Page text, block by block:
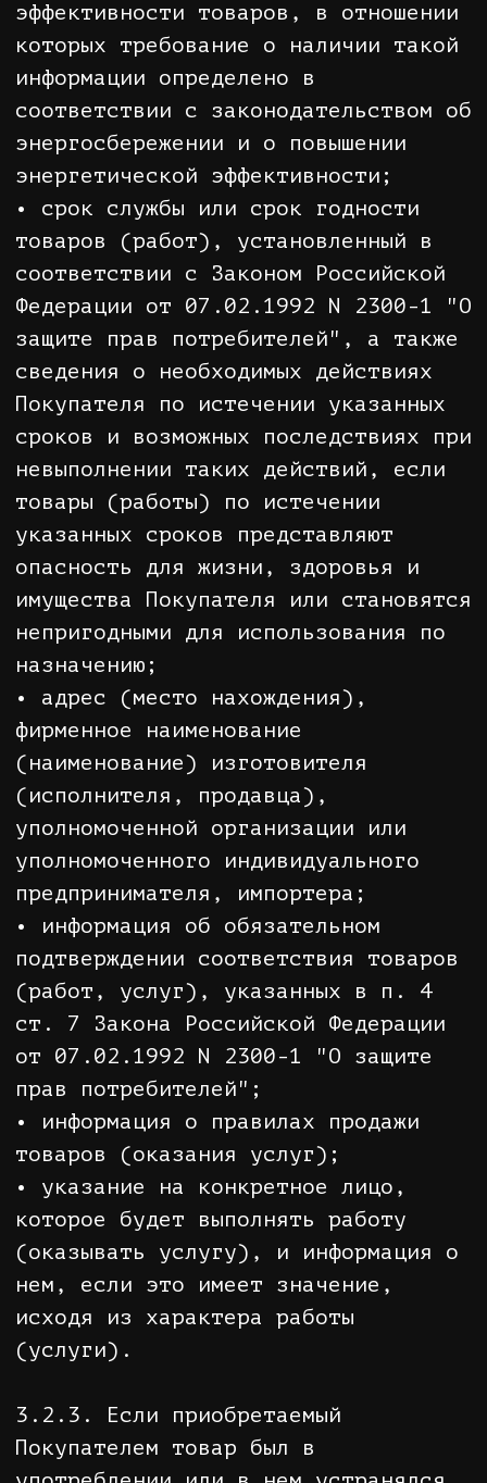
ответственности за вред,
причиненный жизни, здоровью или
имуществу Покупателя вследствие
конструктивных, производственных
или иных недостатков Товара, если
докажет, что вред причинен
вследствие нарушения Покупателем
установленных правил использования,
хранения или транспортировки
4. ЗАКАЗ ТОВАРА.
4.1. Заказ Товара может быть
направлен Покупателем путем
помещения Товара в "корзину" и
заполнения формы заказа.
4.2. Заказ Покупателя и
обязательства интернет-магазина
возникают в момент согласования
Покупателем состава Заказа, его
стоимости и способа доставки с
магазина. Оформление Заказа
происходит только после
подтверждения заявки на Товар и
корректности данных о Покупателе.
4.3. В случае изменения состава
Заказа при его обработке оператором
интернет-магазина его
переформирование возможно только
после согласования с Покупателем
его окончательной комплектации.
4.4. Продавец вправе отменить Заказ
случаях:
4.4.1. При отсутствии у Продавца
годного Товара, что выяснилось при
натурной комплектации Заказа и
предпродажной проверке Товара, а
обнаруженный Продавцом бракованный
Товар не мог быть заменен
качественным в разумные сроки.
4.4.2. Товар предварительного
заказа не поступил в продажу. Выход
товара в реализацию задерживается
на неопределенный срок либо отменен
изготовителем.
4.4.3. Введены законодательные
ограничения на свободную продажу
заказанного Товара.
5.1. Информация о возможных
способах доставки Товара размещена
на Сайте в разделе «Доставка».